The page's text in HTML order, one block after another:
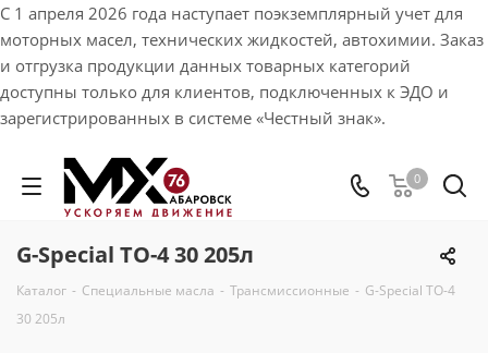
С 1 апреля 2026 года наступает поэкземплярный учет для
моторных масел, технических жидкостей, автохимии. Заказ
и отгрузка продукции данных товарных категорий
доступны только для клиентов, подключенных к ЭДО и
зарегистрированных в системе «Честный знак».
0
G-Special TO-4 30 205л
Каталог - Специальные масла - Трансмиссионные - G-Special TO-4
30 205л